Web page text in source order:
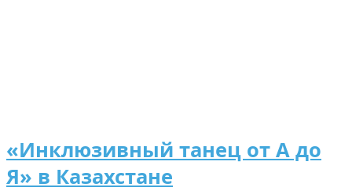
«Инклюзивный танец от А до
Я» в Казахстане